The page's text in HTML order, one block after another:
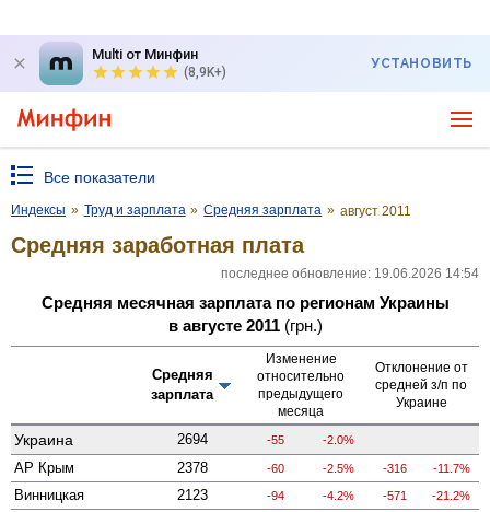
Multi от Минфин
(8,9K+)
УСТАНОВИТЬ
Все показатели
Индексы » Труд и зарплата » Средняя зарплата » август 2011
Средняя заработная плата
последнее обновление: 19.06.2026 14:54
Средняя месячная зарплата по регионам Украины
в августе 2011 (грн.)
Средняя
зарплата
Изменение
относительно
предыдущего
месяца
Отклонение от
средней з/п по
Украине
Украина 2694 -55 -2.0%
АР Крым 2378 -60 -2.5% -316 -11.7%
Винницкая 2123 -94 -4.2% -571 -21.2%